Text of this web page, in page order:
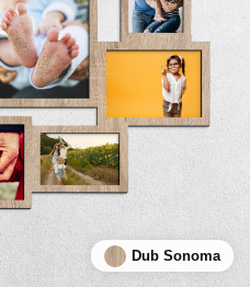
Dub Sonoma